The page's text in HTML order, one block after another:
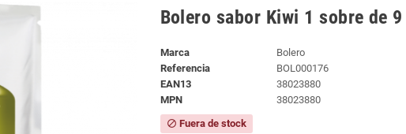
Bolero sabor Kiwi 1 sobre de
Marca
Bolero
Referencia
BOL000176
EAN13
38023880
MPN
38023880
block Fuera de stock